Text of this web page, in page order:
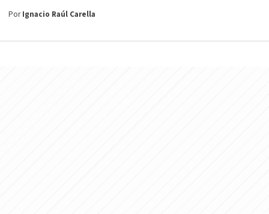
PorIgnacio Raúl Carella